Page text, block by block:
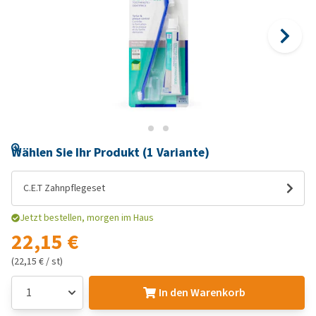
Wählen Sie Ihr Produkt (1 Variante)
C.E.T Zahnpflegeset
Jetzt bestellen, morgen im Haus
22,15 €
(22,15 € / st)
In den Warenkorb